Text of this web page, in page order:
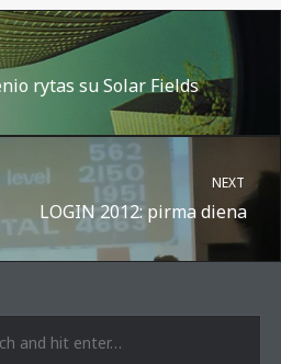
multiactivity (@surufortherecord)
rytas su Solar Fields
NEXT
LOGIN 2012: pirma diena